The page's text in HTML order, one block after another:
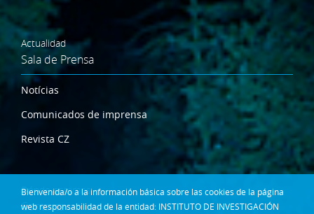
Bienvenida/o a la información básica sobre las cookies de la página
web responsabilidad de la entidad: INSTITUTO DE INVESTIGACIÓN
Actualidad
Sala de Prensa
Notícias
Comunicados de imprensa
Revista CZ
Dónde estamos
Contacta